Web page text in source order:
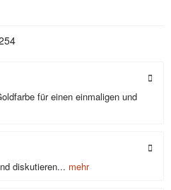
für einen einmaligen und
diskutieren... mehr